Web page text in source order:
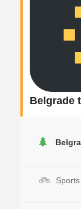
Belgrade